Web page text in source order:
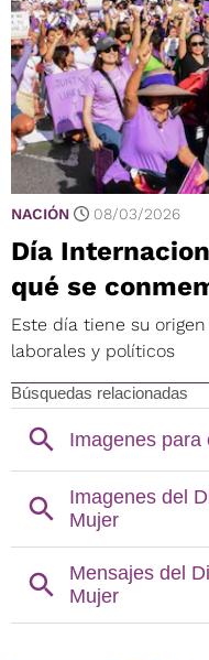
NACIÓN 08/03/2026
Día
qué se
Este día tiene su
laborales y políticos